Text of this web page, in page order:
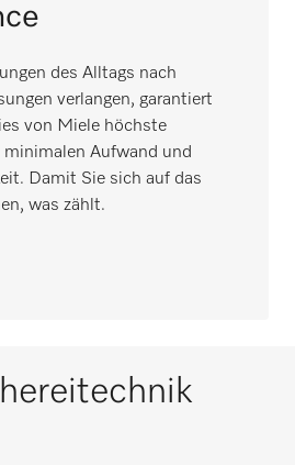
des Alltags nach
verlangen, garantiert
von Miele höchste
minimalen Aufwand und
Damit Sie sich auf das
was zählt.